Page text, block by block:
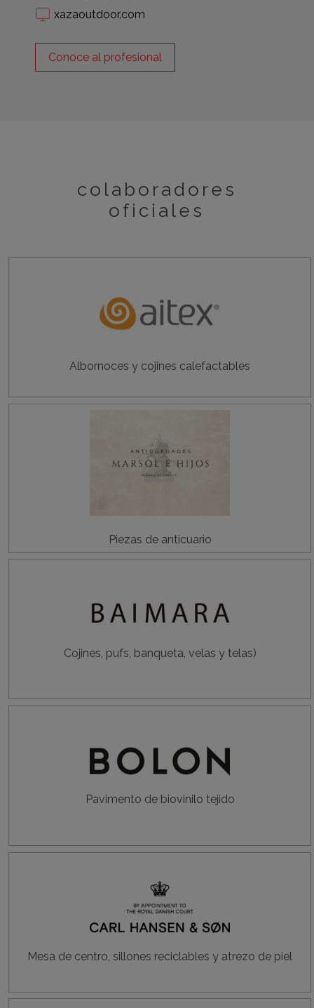
xazaoutdoor.com
Conoce al profesional
colaboradores
oficiales
Albornoces y cojines calefactables
Piezas de anticuario
Cojines, pufs, banqueta, velas y telas)
Pavimento de biovinilo tejido
Mesa de centro, sillones reciclables y atrezo de piel